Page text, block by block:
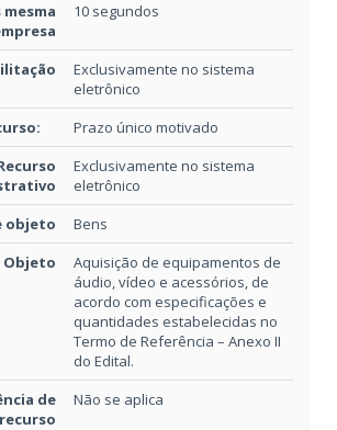
mesma
10 segundos
Exclusivamente no sistema
eletrônico
Prazo único motivado
Exclusivamente no sistema
eletrônico
objeto
Bens
Objeto
Aquisição de equipamentos de
áudio, vídeo e acessórios, de
acordo com especificações e
quantidades estabelecidas no
Termo de Referência – Anexo II
do Edital.
de
recurso
Não se aplica